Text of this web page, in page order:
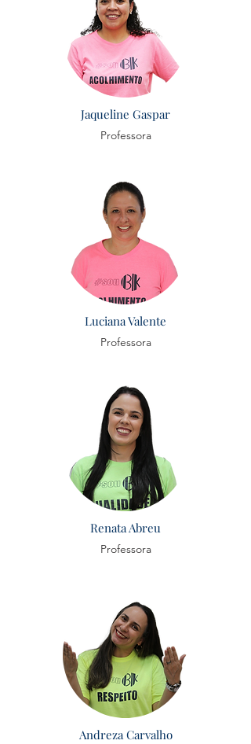
Jaqueline Gaspar
Professora
Luciana Valente
Professora
Renata Abreu
Professora
Andreza Carvalho